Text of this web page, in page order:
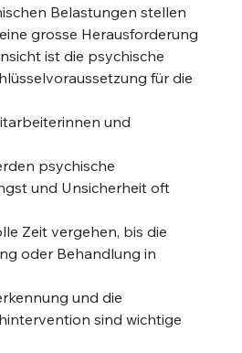
Belastungen stellen
grosse Herausforderung
ist die psychische
für die
und
psychische
und Unsicherheit oft
Zeit vergehen, bis die
oder Behandlung in
und die
sind wichtige